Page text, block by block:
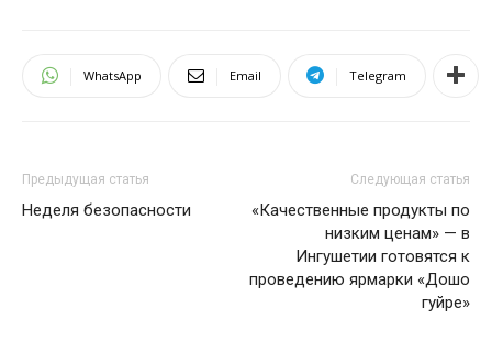
WhatsApp Email Telegram
Предыдущая статья
Неделя безопасности
Следующая статья
«Качественные продукты по
низким ценам» — в
Ингушетии готовятся к
проведению ярмарки «Дошо
гуйре»